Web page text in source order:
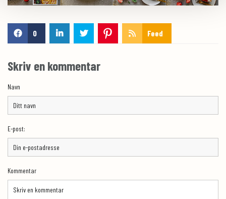
0 Feed
Skriv en kommentar
Navn
E-post:
Kommentar